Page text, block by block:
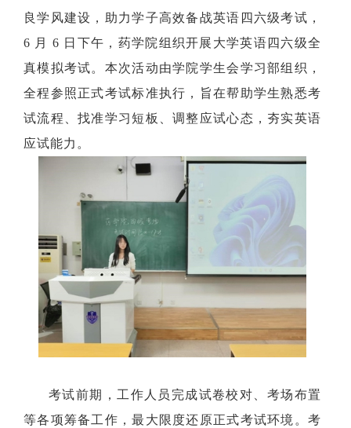
良学风建设，助力学子高效备战英语四六级考试，
6 月 6 日下午，药学院组织开展大学英语四六级全
真模拟考试。本次活动由学院学生会学习部组织，
全程参照正式考试标准执行，旨在帮助学生熟悉考
试流程、找准学习短板、调整应试心态，夯实英语
应试能力。
考试前期，工作人员完成试卷校对、考场布置
等各项筹备工作，最大限度还原正式考试环境。考